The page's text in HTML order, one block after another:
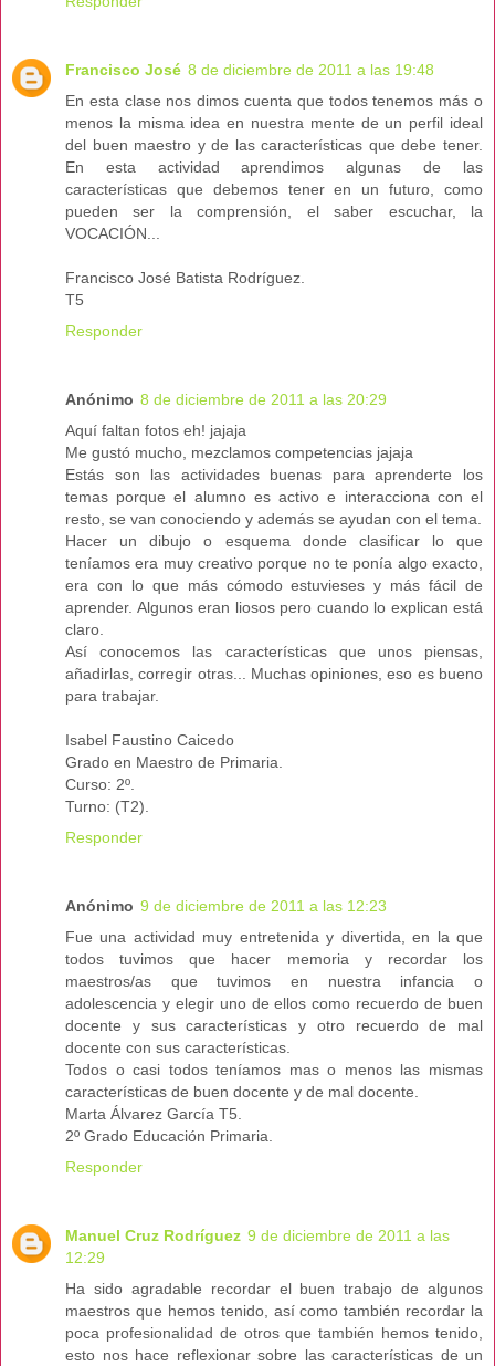
Francisco José 8 de diciembre de 2011 a las 19:48
En esta clase nos dimos cuenta que todos tenemos más o
menos la misma idea en nuestra mente de un perfil ideal
del buen maestro y de las características que debe tener.
En esta actividad aprendimos algunas de las
características que debemos tener en un futuro, como
pueden ser la comprensión, el saber escuchar, la
VOCACIÓN...
Francisco José Batista Rodríguez.
T5
Responder
Anónimo 8 de diciembre de 2011 a las 20:29
Aquí faltan fotos eh! jajaja
Me gustó mucho, mezclamos competencias jajaja
Estás son las actividades buenas para aprenderte los
temas porque el alumno es activo e interacciona con el
resto, se van conociendo y además se ayudan con el tema.
Hacer un dibujo o esquema donde clasificar lo que
teníamos era muy creativo porque no te ponía algo exacto,
era con lo que más cómodo estuvieses y más fácil de
aprender. Algunos eran liosos pero cuando lo explican está
claro.
Así conocemos las características que unos piensas,
añadirlas, corregir otras... Muchas opiniones, eso es bueno
para trabajar.
Isabel Faustino Caicedo
Grado en Maestro de Primaria.
Curso: 2º.
Turno: (T2).
Responder
Anónimo 9 de diciembre de 2011 a las 12:23
Fue una actividad muy entretenida y divertida, en la que
todos tuvimos que hacer memoria y recordar los
maestros/as que tuvimos en nuestra infancia o
adolescencia y elegir uno de ellos como recuerdo de buen
docente y sus características y otro recuerdo de mal
docente con sus características.
Todos o casi todos teníamos mas o menos las mismas
características de buen docente y de mal docente.
Marta Álvarez García T5.
2º Grado Educación Primaria.
Responder
Manuel Cruz Rodríguez 9 de diciembre de 2011 a las
12:29
Ha sido agradable recordar el buen trabajo de algunos
maestros que hemos tenido, así como también recordar la
poca profesionalidad de otros que también hemos tenido,
esto nos hace reflexionar sobre las características de un